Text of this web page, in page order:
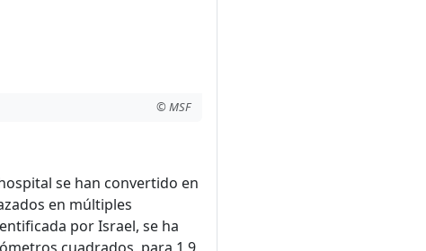
© MSF
se han convertido en
en múltiples
por Israel, se ha